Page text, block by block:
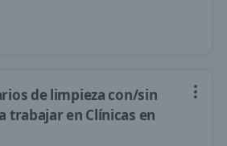
de limpieza con/sin
trabajar en Clínicas en